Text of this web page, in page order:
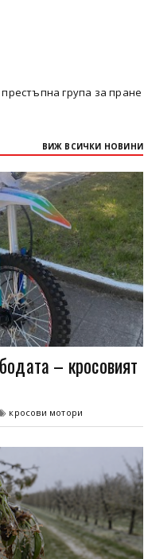
пране на пари Pirin
ВИЖ ВСИЧКИ НОВИНИ
– кросовият
кросови мотори